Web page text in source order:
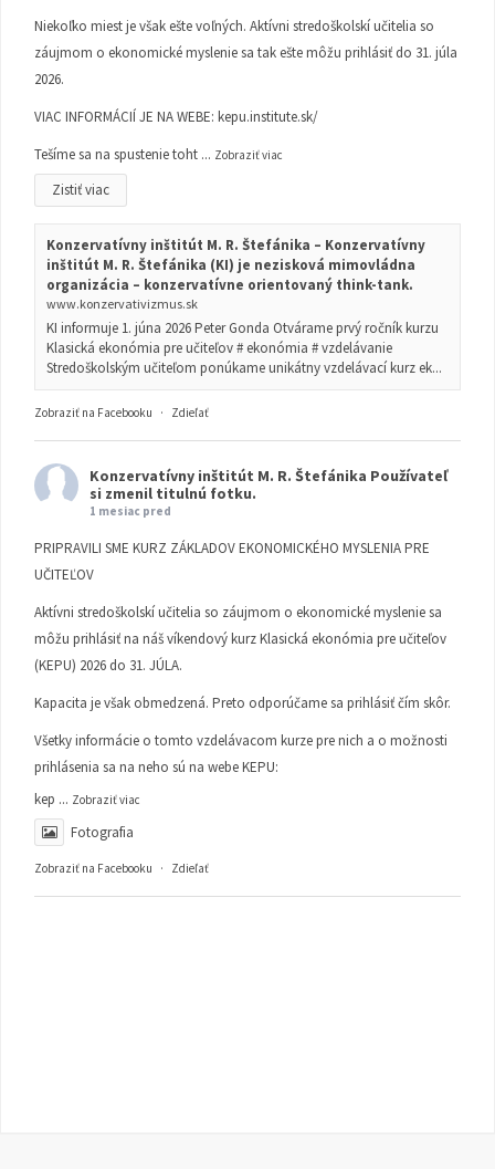
Niekoľko miest je však ešte voľných. Aktívni stredoškolskí učitelia so
záujmom o ekonomické myslenie sa tak ešte môžu prihlásiť do 31. júla
2026.
VIAC INFORMÁCIÍ JE NA WEBE: kepu.institute.sk/
Tešíme sa na spustenie toht ... Zobraziť viac
Zistiť viac
Konzervatívny inštitút M. R. Štefánika – Konzervatívny
inštitút M. R. Štefánika (KI) je nezisková mimovládna
organizácia – konzervatívne orientovaný think-tank.
www.konzervativizmus.sk
KI informuje 1. júna 2026 Peter Gonda Otvárame prvý ročník kurzu
Klasická ekonómia pre učiteľov # ekonómia # vzdelávanie
Stredoškolským učiteľom ponúkame unikátny vzdelávací kurz ek...
Zobraziť na Facebooku · Zdieľať
Konzervatívny inštitút M. R. Štefánika Používateľ
si zmenil titulnú fotku.
1 mesiac pred
PRIPRAVILI SME KURZ ZÁKLADOV EKONOMICKÉHO MYSLENIA PRE
UČITEĽOV
Aktívni stredoškolskí učitelia so záujmom o ekonomické myslenie sa
môžu prihlásiť na náš víkendový kurz Klasická ekonómia pre učiteľov
(KEPU) 2026 do 31. JÚLA.
Kapacita je však obmedzená. Preto odporúčame sa prihlásiť čím skôr.
Všetky informácie o tomto vzdelávacom kurze pre nich a o možnosti
prihlásenia sa na neho sú na webe KEPU:
kep ... Zobraziť viac
Fotografia
Zobraziť na Facebooku · Zdieľať